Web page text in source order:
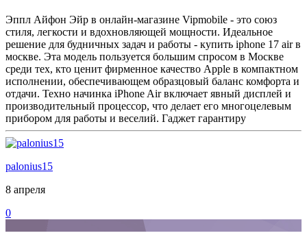
Эппл Айфон Эйр в онлайн-магазине Vipmobile - это союз
стиля, легкости и вдохновляющей мощности. Идеальное
решение для будничных задач и работы - купить iphone 17 air в
москве. Эта модель пользуется большим спросом в Москве
среди тех, кто ценит фирменное качество Apple в компактном
исполнении, обеспечивающем образцовый баланс комфорта и
отдачи. Техно начинка iPhone Air включает явный дисплей и
производительный процессор, что делает его многоцелевым
прибором для работы и веселий. Гаджет гарантиру
palonius15
8 апреля
0